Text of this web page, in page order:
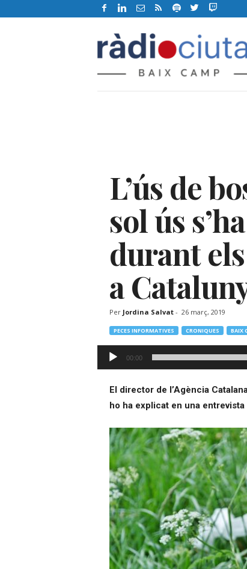
X
à
d
o
n
L’ús de
sol ús
durant
a
Per Jordina Salvat- 26 març, 2019
PECES INFORMATIVES CRONIQUES BAIX
Reproductor
d'àudio
00:00
El director de l’Agència
ho ha explicat en una